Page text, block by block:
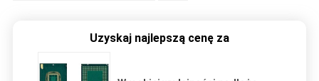
Uzyskaj najlepszą cenę za